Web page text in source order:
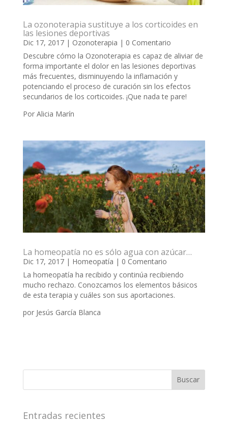
La ozonoterapia sustituye a los corticoides en
las lesiones deportivas
Dic 17, 2017| Ozonoterapia | 0 Comentario
Descubre cómo la Ozonoterapia es capaz de aliviar de
forma importante el dolor en las lesiones deportivas
más frecuentes, disminuyendo la inflamación y
potenciando el proceso de curación sin los efectos
secundarios de los corticoides. ¡Que nada te pare!
Por Alicia Marín
La homeopatía no es sólo agua con azúcar…
Dic 17, 2017| Homeopatía | 0 Comentario
La homeopatía ha recibido y continúa recibiendo
mucho rechazo. Conozcamos los elementos básicos
de esta terapia y cuáles son sus aportaciones.
por Jesús García Blanca
Entradas recientes